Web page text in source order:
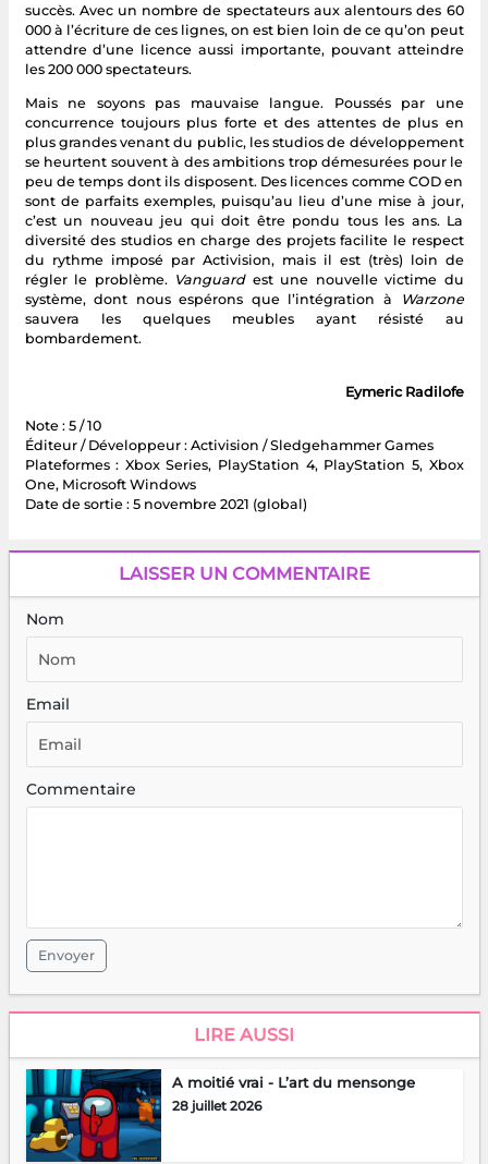
succès. Avec un nombre de spectateurs aux alentours des 60
000 à l’écriture de ces lignes, on est bien loin de ce qu’on peut
attendre d’une licence aussi importante, pouvant atteindre
les 200 000 spectateurs.
Mais ne soyons pas mauvaise langue. Poussés par une
concurrence toujours plus forte et des attentes de plus en
plus grandes venant du public, les studios de développement
se heurtent souvent à des ambitions trop démesurées pour le
peu de temps dont ils disposent. Des licences comme COD en
sont de parfaits exemples, puisqu’au lieu d’une mise à jour,
c’est un nouveau jeu qui doit être pondu tous les ans. La
diversité des studios en charge des projets facilite le respect
du rythme imposé par Activision, mais il est (très) loin de
régler le problème. Vanguardest une nouvelle victime du
système, dont nous espérons que l’intégration à
Warzone
sauvera les quelques meubles ayant résisté au
bombardement.
Eymeric Radilofe
Note : 5 / 10
Éditeur / Développeur : Activision / Sledgehammer Games
Plateformes : Xbox Series, PlayStation 4, PlayStation 5, Xbox
One, Microsoft Windows
Date de sortie : 5 novembre 2021 (global)
LAISSER UN COMMENTAIRE
Nom
Email
Commentaire
Envoyer
LIRE AUSSI
A moitié vrai - L’art du mensonge
28 juillet 2026